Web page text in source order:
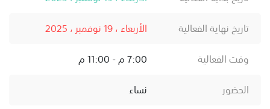
تاريخ نهاية الفعالية
الأربعاء ، 19 نوفمبر ، 2025
وقت الفعالية
7:00 م - 11:00 م
الحضور
نساء